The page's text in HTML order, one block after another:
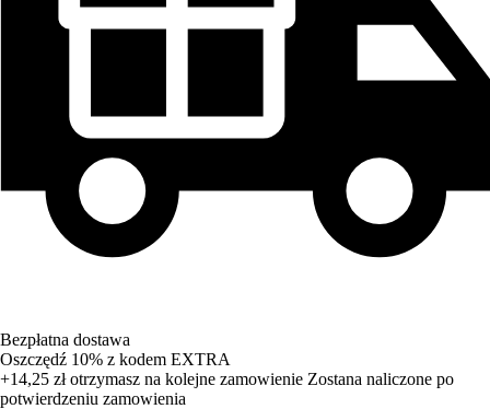
Bezpłatna dostawa
Oszczędź 10% z kodem EXTRA
+14,25 złotrzymasz na kolejne zamowienie Zostana naliczone po
potwierdzeniu zamowienia